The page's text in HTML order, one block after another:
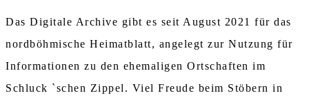
Das Digitale Archive gibt es seit August 2021 für das
nordböhmische Heimatblatt, angelegt zur Nutzung für
Informationen zu den ehemaligen Ortschaften im
Schluck `schen Zippel. Viel Freude beim Stöbern in